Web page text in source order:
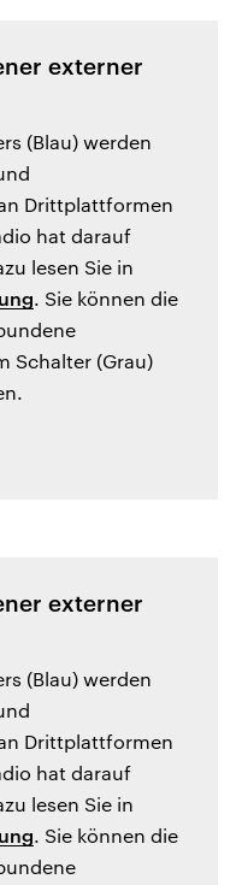
externer
(Blau) werden
Drittplattformen
hat darauf
lesen Sie in
. Sie können die
Schalter (Grau)
externer
(Blau) werden
Drittplattformen
hat darauf
lesen Sie in
. Sie können die